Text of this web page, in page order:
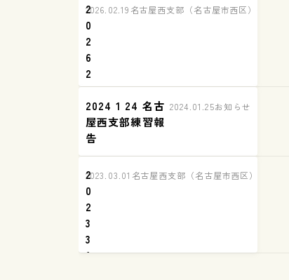
2
0
2
6
2
1
8
名
古
屋
西
支
部
練
習
報
2026.02.19 名古屋西支部（名古屋市西区）練習の
2024 1 24 名古
屋西支部練習報
告
2024.01.25お知らせ
2
0
2
3
3
1
2023.03.01 名古屋西支部（名古屋市西区）練習の